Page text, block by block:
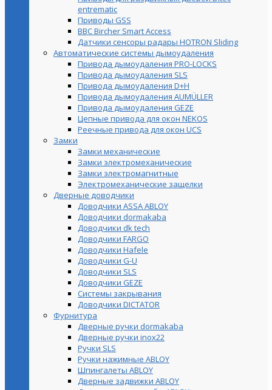
entrematic
Приводы GSS
BBC Bircher Smart Access
Датчики сенсоры радары HOTRON Sliding
Автоматические системы дымоудаления
Привода дымоудаления PRO-LOCKS
Привода дымоудаления SLS
Привода дымоудаления D+H
Привода дымоудаления AUMÜLLER
Привода дымоудаления GEZE
Цепные привода для окон NEKOS
Реечные привода для окон UСS
Замки
Замки механические
Замки электромеханические
Замки электромагнитные
Электромеханические защелки
Дверные доводчики
Доводчики ASSA ABLOY
Доводчики dormakaba
Доводчики dk tech
Доводчики FARGO
Доводчики Hafele
Доводчики G-U
Доводчики SLS
Доводчики GEZE
Cистемы закрывания
Доводчики DICTATOR
Фурнитура
Дверные ручки dormakaba
Дверные ручки inox22
Ручки SLS
Ручки нажимные ABLOY
Шпингалеты ABLOY
Дверные задвижки ABLOY